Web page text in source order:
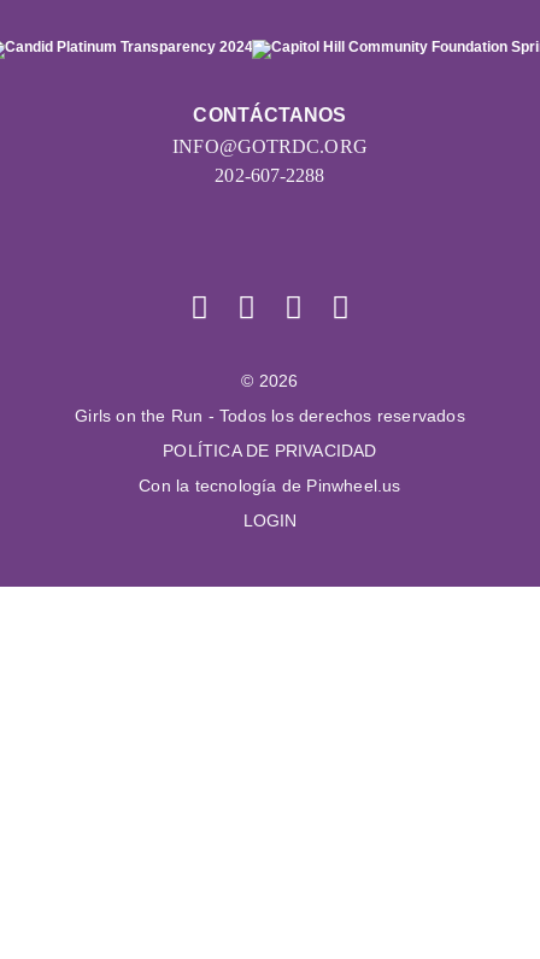
CONTÁCTANOS
INFO@GOTRDC.ORG
202-607-2288
© 2026
Girls on the Run - Todos los derechos reservados
POLÍTICA DE PRIVACIDAD
Con la tecnología de Pinwheel.us
LOGIN